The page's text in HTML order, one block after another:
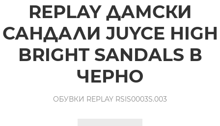
REPLAY ДАМСКИ
САНДАЛИ JUYCE HIGH
BRIGHT SANDALS В
ЧЕРНО
ОБУВКИ REPLAY RSIS0003S.003